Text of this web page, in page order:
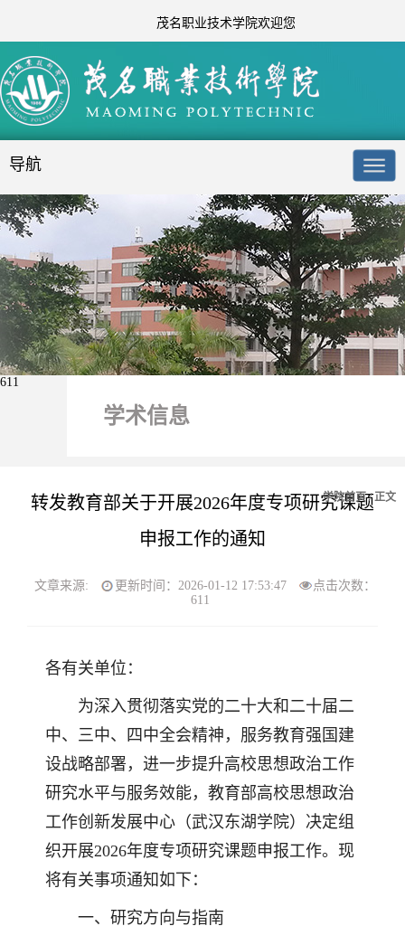
茂名职业技术学院欢迎您
导航
学术信息
学院首页/ 正文
611
转发教育部关于开展2026年度专项研究课题
申报工作的通知
文章来源: 更新时间：2026-01-12 17:53:47
点击次数：
611
各有关单位：
为深入贯彻落实党的二十大和二十届二
中、三中、四中全会精神，服务教育强国建
设战略部署，进一步提升高校思想政治工作
研究水平与服务效能，教育部高校思想政治
工作创新发展中心（武汉东湖学院）决定组
织开展2026年度专项研究课题申报工作。现
将有关事项通知如下：
一、研究方向与指南